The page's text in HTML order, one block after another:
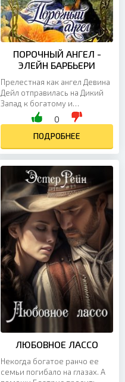
ПОРОЧНЫЙ АНГЕЛ -
ЭЛЕЙН БАРБЬЕРИ
Прелестная как ангел Девина
Дейл отправилась на Дикий
Запад к богатому и
могущественному отцу и
повстречала на опасной
дороге свою любовь —
Росса...
0
ПОДРОБНЕЕ
ЛЮБОВНОЕ ЛАССО
Некогда богатое ранчо ее
семьи погибало на глазах. А